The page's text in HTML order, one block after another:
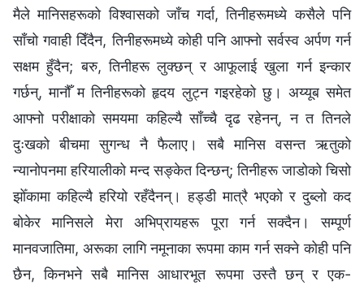
मैले मानिसहरूको विश्‍वासको जाँच गर्दा, तिनीहरूमध्ये कसैले पनि
साँचो गवाही दिँदैन, तिनीहरूमध्ये कोही पनि आफ्नो सर्वस्व अर्पण गर्न
सक्षम हुँदैन; बरु, तिनीहरू लुक्छन् र आफूलाई खुला गर्न इन्कार
गर्छन्, मानौँ म तिनीहरूको हृदय लुट्न गइरहेको छु। अय्यूब समेत
आफ्नो परीक्षाको समयमा कहिल्यै साँच्चै दृढ रहेनन्, न त तिनले
दुःखको बीचमा सुगन्ध नै फैलाए। सबै मानिस वसन्त ऋतुको
न्यानोपनमा हरियालीको मन्द सङ्केत दिन्छन्; तिनीहरू जाडोको चिसो
झोँकामा कहिल्यै हरियो रहँदैनन्। हड्डी मात्रै भएको र दुब्लो कद
बोकेर मानिसले मेरा अभिप्रायहरू पूरा गर्न सक्दैन। सम्पूर्ण
मानवजातिमा, अरूका लागि नमूनाका रूपमा काम गर्न सक्ने कोही पनि
छैन, किनभने सबै मानिस आधारभूत रूपमा उस्तै छन् र एक-